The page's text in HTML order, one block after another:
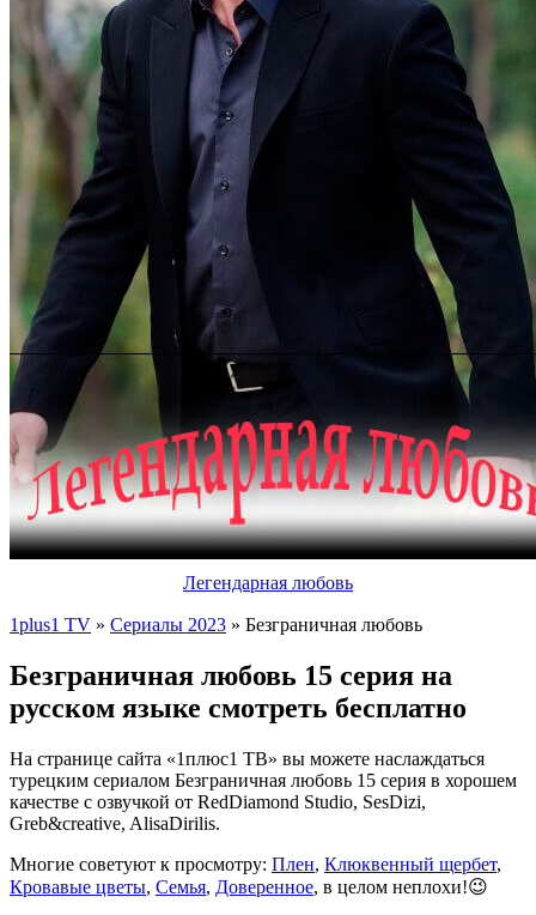
Легендарная любовь
1plus1 TV » Сериалы 2023 » Безграничная любовь
Безграничная любовь 15 серия на
русском языке смотреть бесплатно
На странице сайта «1плюс1 ТВ» вы можете наслаждаться
турецким сериалом Безграничная любовь 15 серия в хорошем
качестве с озвучкой от RedDiamond Studio, SesDizi,
Greb&creative, AlisaDirilis.
Многие советуют к просмотру: Плен, Клюквенный щербет,
Кровавые цветы, Семья, Доверенное, в целом неплохи!😉